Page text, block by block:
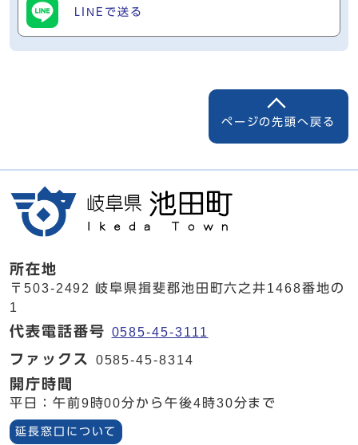
LINEで送る
ページの先頭へ戻る
所在地
〒503-2492 岐阜県揖斐郡池田町六之井1468番地の
1
代表電話番号 0585-45-3111
ファックス 0585-45-8314
開庁時間
平日：午前9時00分から午後4時30分まで
延長窓口について